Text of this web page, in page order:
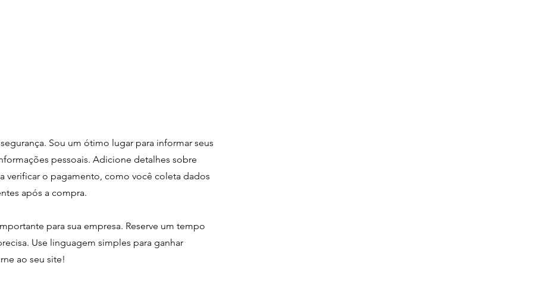
Sou um ótimo lugar para informar seus
pessoais. Adicione detalhes sobre
verificar o pagamento, como você coleta dados
após a compra.
para sua empresa. Reserve um tempo
Use linguagem simples para ganhar
ao seu site!